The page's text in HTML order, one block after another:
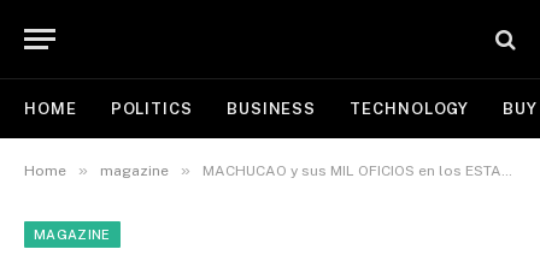
HOME POLITICS BUSINESS TECHNOLOGY
Home » magazine » MACHUCAO y sus MIL OFICIOS en los ESTADOS UNIDOS #trome #cafeconlachevez
MAGAZINE